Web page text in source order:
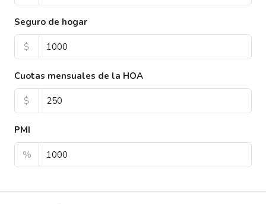
Seguro de hogar
$
Cuotas mensuales de la HOA
$
PMI
%